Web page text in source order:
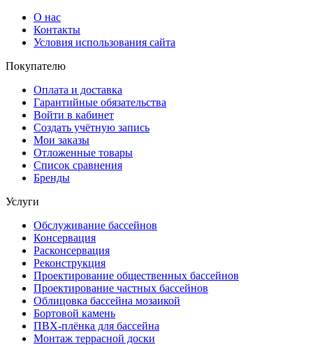
О нас
Контакты
Условия использования сайта
Покупателю
Оплата и доставка
Гарантийные обязательства
Войти в кабинет
Создать учётную запись
Мои заказы
Отложенные товары
Список сравнения
Бренды
Услуги
Обслуживание бассейнов
Консервация
Расконсервация
Реконструкция
Проектирование общественных бассейнов
Проектирование частных бассейнов
Облицовка бассейна мозаикой
Бортовой камень
ПВХ-плёнка для бассейна
Монтаж террасной доски